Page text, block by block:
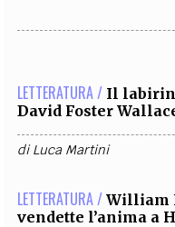
LETTERATURA / Il
David Foster
diLuca Martini
LETTERATURA / William
vendette l’anima a